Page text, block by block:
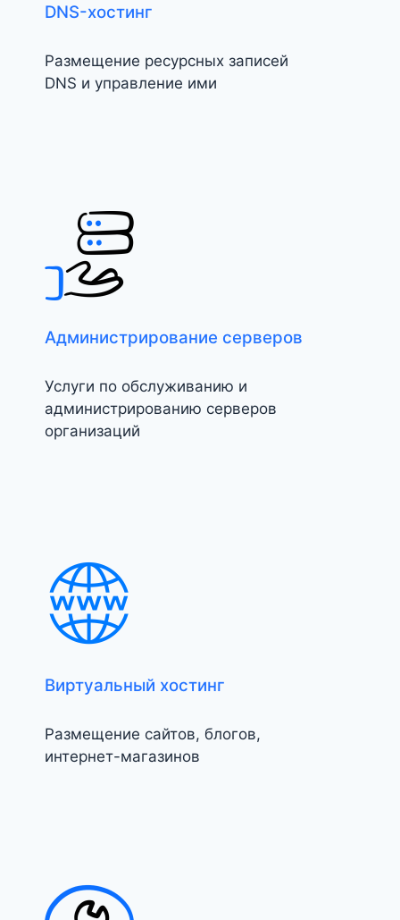
DNS-хостинг
Размещение ресурсных записей
DNS и управление ими
Администрирование серверов
Услуги по обслуживанию и
администрированию серверов
организаций
Виртуальный хостинг
Размещение сайтов, блогов,
интернет-магазинов